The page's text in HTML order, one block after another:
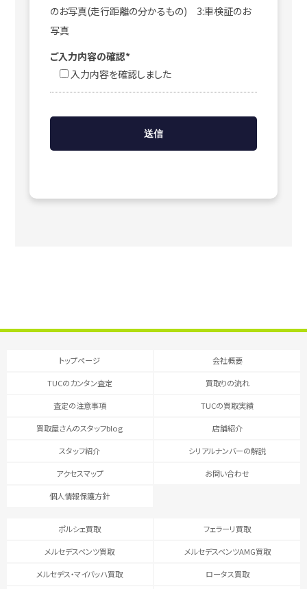
のお写真(走行距離の分かるもの) 3:車検証のお
写真
ご入力内容の確認*
入力内容を確認しました
トップページ 会社概要
TUCのカンタン査定 買取りの流れ
査定の注意事項 TUCの買取実績
買取屋さんのスタッフblog 店舗紹介
スタッフ紹介 シリアルナンバーの解説
アクセスマップ お問い合わせ
個人情報保護方針
ポルシェ買取 フェラーリ買取
メルセデスベンツ買取 メルセデスベンツAMG買取
メルセデス・マイバッハ買取 ロータス買取